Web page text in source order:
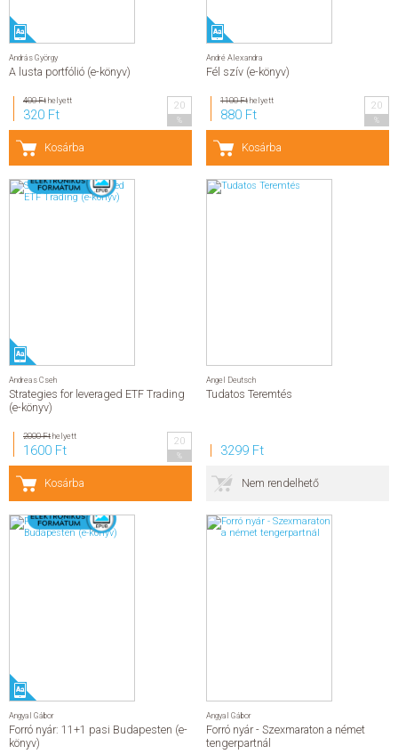
András György
A lusta portfólió (e-könyv)
400 Fthelyett
320 Ft
20
Kosárba
André Alexandra
Fél szív (e-könyv)
1100 Fthelyett
880 Ft
20
Kosárba
Andreas Cseh
Strategies for leveraged ETF Trading
(e-könyv)
2000 Fthelyett
1600 Ft
20
Kosárba
Angel Deutsch
Tudatos Teremtés
3299 Ft
Nem rendelhető
Angyal Gábor
Forró nyár: 11+1 pasi Budapesten (e-
könyv)
Angyal Gábor
Forró nyár - Szexmaraton a német
tengerpartnál